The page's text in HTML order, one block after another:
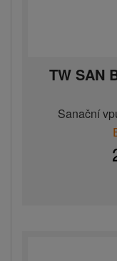
TW SAN
Sanační